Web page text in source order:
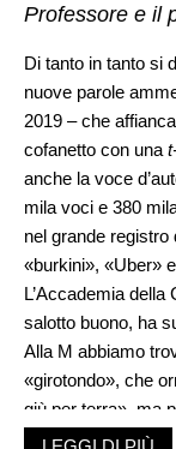
Professore e il
Di tanto in tanto si
nuove parole
2019 – che
cofanetto con una
anche la voce
mila voci e 380
nel grande registro
«burkini», «Uber»
L’Accademia
salotto buono, ha
Alla M abbiamo
«girotondo», che
giù per terra», ma
italiana nate da